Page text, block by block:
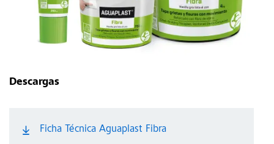
Descargas
Ficha Técnica Aguaplast Fibra